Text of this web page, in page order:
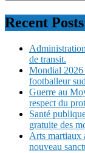
Recent Posts
de transit.
Mondial 2026
footballeur
Guerre au
respect du
Santé
gratuite des
Arts martiaux
nouveau